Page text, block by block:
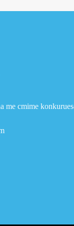
me cmime